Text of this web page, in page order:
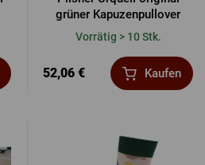
grüner Kapuzenpullover
Vorrätig > 10 Stk.
52,06 € Kaufen